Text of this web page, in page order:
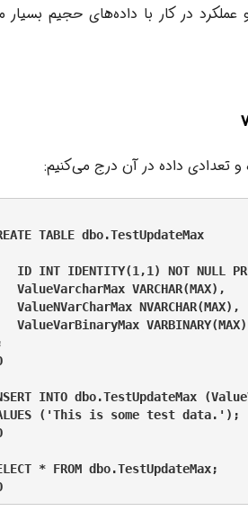
در کار با داده‌های حجیم بسیار
و تعدادی داده در آن درج می‌کنیم:
TABLE dbo.TestUpdateMax
ID INT IDENTITY(1,1) NOT NULL
ValueVarcharMax VARCHAR(MAX),
ValueNVarCharMax NVARCHAR(MAX),
ValueVarBinaryMax VARBINARY(MAX)
INTO dbo.TestUpdateMax
('This is some test data.');
* FROM dbo.TestUpdateMax;
GO